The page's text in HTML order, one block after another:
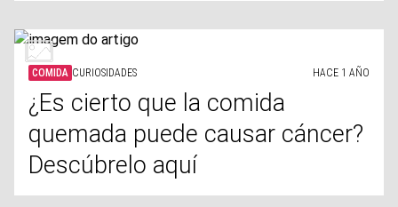
COMIDA CURIOSIDADES HACE 1 AÑO
¿Es cierto que la comida
quemada puede causar cáncer?
Descúbrelo aquí